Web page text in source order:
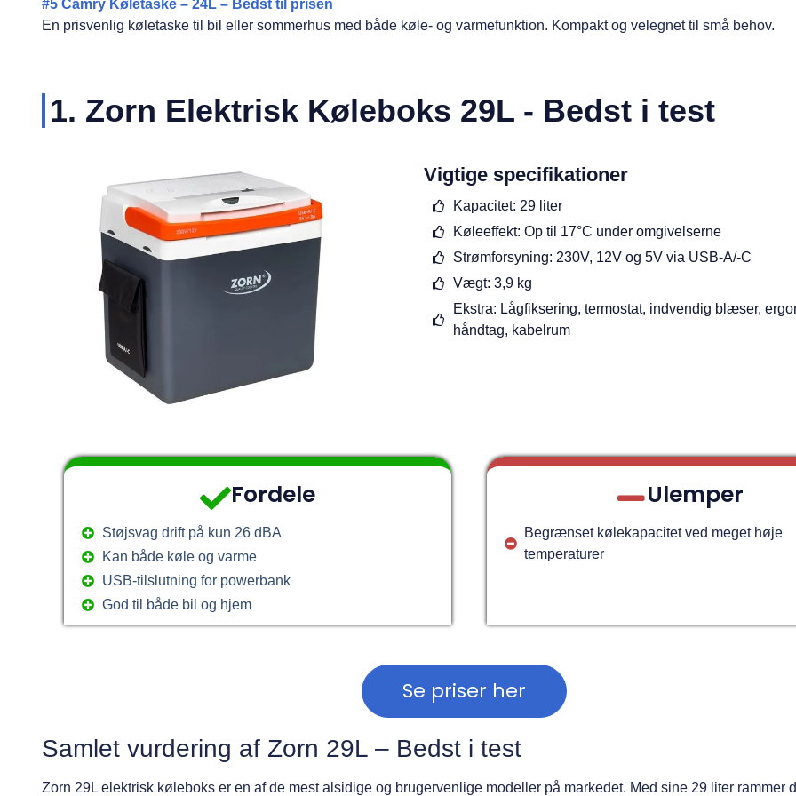
#5 Camry Køletaske – 24L – Bedst til prisen
En prisvenlig køletaske til bil eller sommerhus med både køle- og varmefunktion. Kompakt og velegnet til små behov.
1. Zorn Elektrisk Køleboks 29L - Bedst i test
Vigtige specifikationer
Kapacitet: 29 liter
Køleeffekt: Op til 17°C under omgivelserne
Strømforsyning: 230V, 12V og 5V via USB-A/-C
Vægt: 3,9 kg
Ekstra: Lågfiksering, termostat, indvendig blæser,
håndtag, kabelrum
Fordele
Støjsvag drift på kun 26 dBA
Kan både køle og varme
USB-tilslutning for powerbank
God til både bil og hjem
Ulemper
Begrænset kølekapacitet ved meget høje
temperaturer
Se priser her
Samlet vurdering af Zorn 29L – Bedst i test
Zorn 29L elektrisk køleboks er en af de mest alsidige og brugervenlige modeller på markedet. Med sine 29 liter rammer